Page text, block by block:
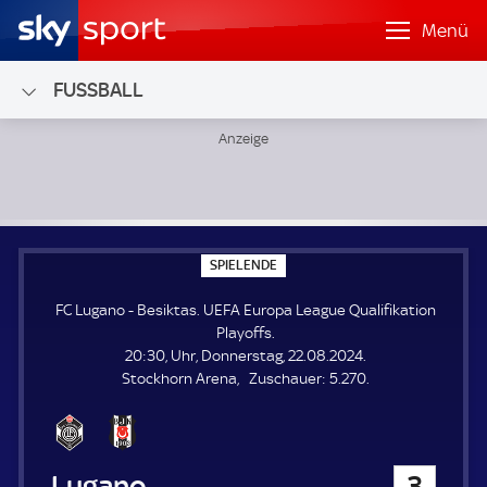
Menü
FUSSBALL
SPIELENDE
P
E
N
D
E
FC Lugano - Besiktas. UEFA Europa League Qualifikation
Playoffs.
20:30, Uhr, Donnerstag, 22.08.2024.
Stockhorn Arena
Zuschauer: Z
5.270.